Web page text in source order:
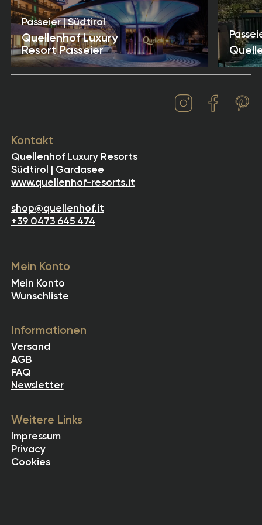
Hinweis:
Quellenhof Luxury Resorts übernimmt keine
Haftung für Verzögerungen bei der Anlieferung –
insbesondere bei Zollabfertigungen.
Wir bemühen uns jedoch, eventuelle
Unannehmlichkeiten für unsere Kundinnen und
Passeier | Südtirol
Quellenhof Luxury
Resort Passeier
Kontakt
Quellenhof Luxury Resorts
Südtirol | Gardasee
www.quellenhof-resorts.it
shop@quellenhof.it
+39 0473 645 474
Mein Konto
Mein Konto
Wunschliste
Informationen
Versand
AGB
FAQ
Newsletter
Weitere Links
Impressum
Privacy
Cookies